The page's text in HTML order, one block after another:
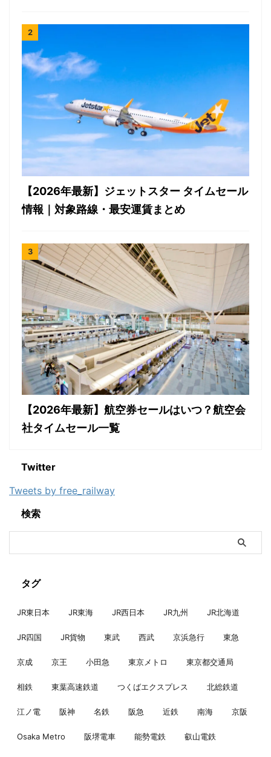
【2026年最新】ジェットスター タイムセール
情報｜対象路線・最安運賃まとめ
【2026年最新】航空券セールはいつ？航空会
社タイムセール一覧
Twitter
Tweets by free_railway
検索
タグ
JR東日本 JR東海 JR西日本 JR九州 JR北海道
JR四国 JR貨物 東武 西武 京浜急行 東急
京成 京王 小田急 東京メトロ 東京都交通局
相鉄 東葉高速鉄道 つくばエクスプレス 北総鉄道
江ノ電 阪神 名鉄 阪急 近鉄 南海 京阪
Osaka Metro 阪堺電車 能勢電鉄 叡山電鉄